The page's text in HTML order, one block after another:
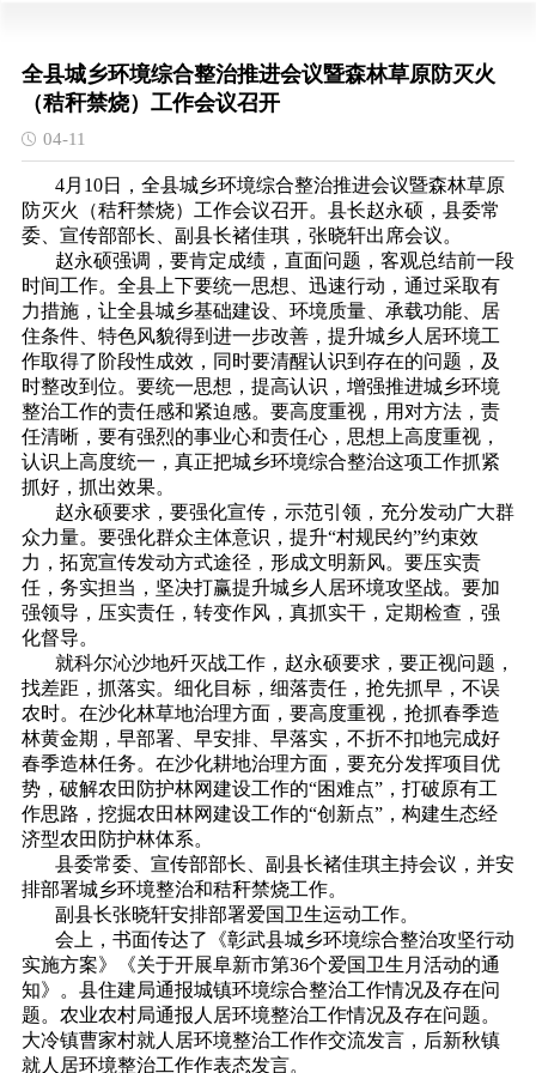
全县城乡环境综合整治推进会议暨森林草原防灭火
（秸秆禁烧）工作会议召开
04-11
4月10日，全县城乡环境综合整治推进会议暨森林草原
防灭火（秸秆禁烧）工作会议召开。县长赵永硕，县委常
委、宣传部部长、副县长褚佳琪，张晓轩出席会议。
赵永硕强调，要肯定成绩，直面问题，客观总结前一段
时间工作。全县上下要统一思想、迅速行动，通过采取有
力措施，让全县城乡基础建设、环境质量、承载功能、居
住条件、特色风貌得到进一步改善，提升城乡人居环境工
作取得了阶段性成效，同时要清醒认识到存在的问题，及
时整改到位。要统一思想，提高认识，增强推进城乡环境
整治工作的责任感和紧迫感。要高度重视，用对方法，责
任清晰，要有强烈的事业心和责任心，思想上高度重视，
认识上高度统一，真正把城乡环境综合整治这项工作抓紧
抓好，抓出效果。
赵永硕要求，要强化宣传，示范引领，充分发动广大群
众力量。要强化群众主体意识，提升“村规民约”约束效
力，拓宽宣传发动方式途径，形成文明新风。要压实责
任，务实担当，坚决打赢提升城乡人居环境攻坚战。要加
强领导，压实责任，转变作风，真抓实干，定期检查，强
化督导。
就科尔沁沙地歼灭战工作，赵永硕要求，要正视问题，
找差距，抓落实。细化目标，细落责任，抢先抓早，不误
农时。在沙化林草地治理方面，要高度重视，抢抓春季造
林黄金期，早部署、早安排、早落实，不折不扣地完成好
春季造林任务。在沙化耕地治理方面，要充分发挥项目优
势，破解农田防护林网建设工作的“困难点”，打破原有工
作思路，挖掘农田林网建设工作的“创新点”，构建生态经
济型农田防护林体系。
县委常委、宣传部部长、副县长褚佳琪主持会议，并安
排部署城乡环境整治和秸秆禁烧工作。
副县长张晓轩安排部署爱国卫生运动工作。
会上，书面传达了《彰武县城乡环境综合整治攻坚行动
实施方案》《关于开展阜新市第36个爱国卫生月活动的通
知》。县住建局通报城镇环境综合整治工作情况及存在问
题。农业农村局通报人居环境整治工作情况及存在问题。
大冷镇曹家村就人居环境整治工作作交流发言，后新秋镇
就人居环境整治工作作表态发言。